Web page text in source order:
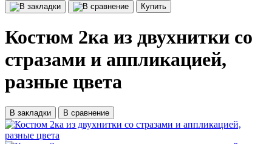
Купить
Костюм 2ка из двухнитки со
стразами и аппликацией,
разные цвета
В закладки В сравнение